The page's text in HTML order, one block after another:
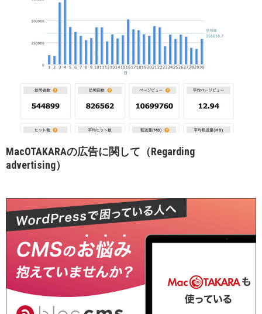
MacOTAKARAの広告に関して（Regarding
advertising）